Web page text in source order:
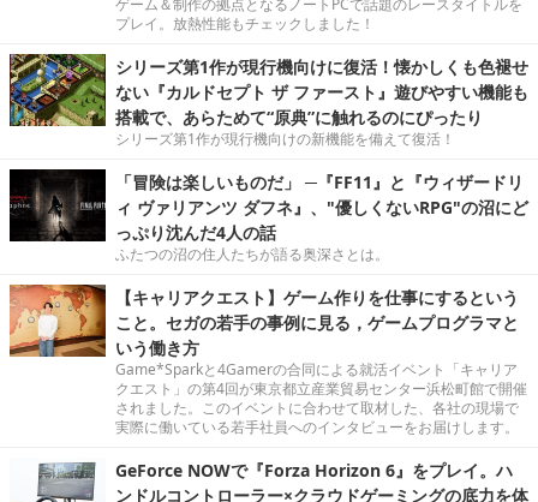
ゲーム＆制作の拠点となるノートPCで話題のレースタイトルを
プレイ。放熱性能もチェックしました！
シリーズ第1作が現行機向けに復活！懐かしくも色褪せ
ない『カルドセプト ザ ファースト』遊びやすい機能も
搭載で、あらためて“原典”に触れるのにぴったり
シリーズ第1作が現行機向けの新機能を備えて復活！
「冒険は楽しいものだ」 ─『FF11』と『ウィザードリ
ィ ヴァリアンツ ダフネ』、"優しくないRPG"の沼にど
っぷり沈んだ4人の話
ふたつの沼の住人たちが語る奥深さとは。
【キャリアクエスト】ゲーム作りを仕事にするという
こと。セガの若手の事例に見る，ゲームプログラマと
いう働き方
Game*Sparkと4Gamerの合同による就活イベント「キャリア
クエスト」の第4回が東京都立産業貿易センター浜松町館で開催
されました。このイベントに合わせて取材した、各社の現場で
実際に働いている若手社員へのインタビューをお届けします。
GeForce NOWで『Forza Horizon 6』をプレイ。ハ
ンドルコントローラー×クラウドゲーミングの底力を体